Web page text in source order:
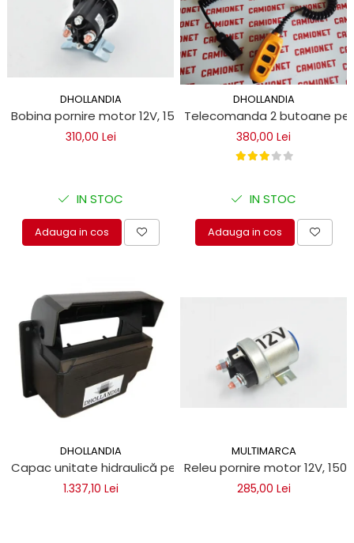
DHOLLANDIA
Bobina pornire motor 12V, 150A pentru lifturi hidraulice
310,00 Lei
IN STOC
Adauga in cos
DHOLLANDIA
Telecomanda 2 butoane
380,00 Lei
IN STOC
Adauga in cos
DHOLLANDIA
Capac unitate hidraulică pentru obloane hidraulice
1.337,10 Lei
MULTIMARCA
Releu pornire motor 12V, 150A
285,00 Lei